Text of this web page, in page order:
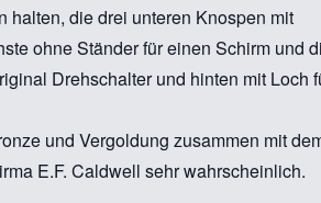
halten, die drei unteren Knospen mit
ohne Ständer für einen Schirm und
Drehschalter und hinten mit Loch
und Vergoldung zusammen mit
E.F. Caldwell sehr wahrscheinlich.